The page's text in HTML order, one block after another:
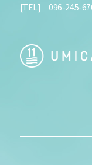
[TEL] 096-245-